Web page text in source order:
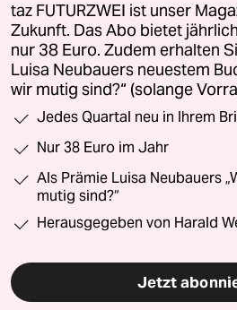
taz FUTURZWEI ist unser
Zukunft. Das Abo bietet
nur 38 Euro. Zudem erhalten
Luisa Neubauers neuestem
wir mutig sind?“ (solange
Jedes Quartal neu in Ihrem
Nur 38 Euro im Jahr
Als Prämie Luisa Neubauers
mutig sind?“
Herausgegeben von Harald
Jetzt